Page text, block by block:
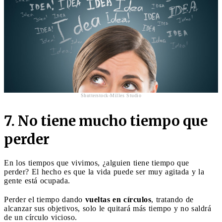
Shutterstock-Milles Studio
7. No tiene mucho tiempo que
perder
En los tiempos que vivimos, ¿alguien tiene tiempo que
perder? El hecho es que la vida puede ser muy agitada y la
gente está ocupada.
Perder el tiempo dando vueltas en círculos, tratando de
alcanzar sus objetivos, solo le quitará más tiempo y no saldrá
de un círculo vicioso.